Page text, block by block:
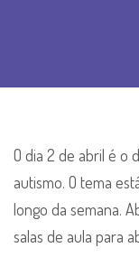
O dia 2 de abril é o
autismo. O tema
longo da semana.
salas de aula para